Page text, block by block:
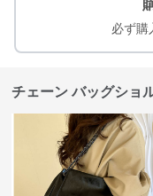
必ず購
チェーン バッグショ